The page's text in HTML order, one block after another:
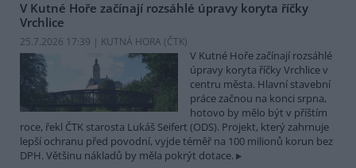
V Kutné Hoře začínají rozsáhlé úpravy koryta říčky
Vrchlice
25.7.2026 17:39 | KUTNÁ HORA (ČTK)
V Kutné Hoře začínají rozsáhlé
úpravy koryta říčky Vrchlice v
centru města. Hlavní stavební
práce začnou na konci srpna,
hotovo by mělo být v příštím
roce, řekl ČTK starosta Lukáš Seifert (ODS). Projekt, který zahrnuje
lepší ochranu před povodní, vyjde téměř na 100 milionů korun bez
DPH. Většinu nákladů by měla pokrýt dotace.